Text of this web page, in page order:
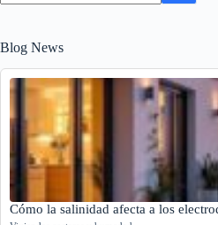
Blog News
Cómo la salinidad afecta a los